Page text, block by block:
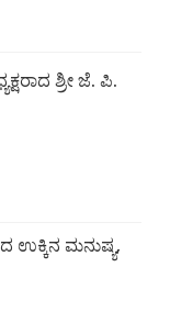
ಶ್ರೀ ಜೆ. ಪಿ.
ಉಕ್ಕಿನ ಮನುಷ್ಯ,